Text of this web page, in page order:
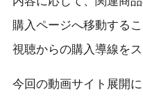
購入ページへ移動する
視聴からの購入導線を
今回の動画サイト展開